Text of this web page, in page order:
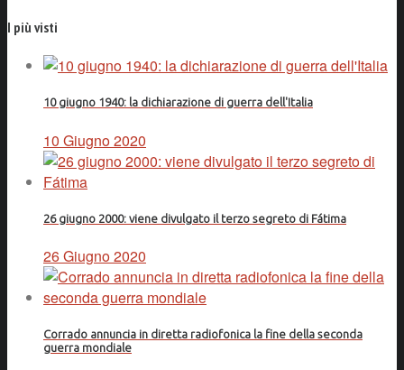
I più visti
10 giugno 1940: la dichiarazione di guerra dell'Italia
10 Giugno 2020
26 giugno 2000: viene divulgato il terzo segreto di Fátima
26 Giugno 2020
Corrado annuncia in diretta radiofonica la fine della seconda
guerra mondiale